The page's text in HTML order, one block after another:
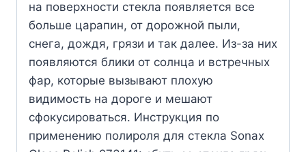
на поверхности стекла появляется все
больше царапин, от дорожной пыли,
снега, дождя, грязи и так далее. Из-за них
появляются блики от солнца и встречных
фар, которые вызывают плохую
видимость на дороге и мешают
сфокусироваться. Инструкция по
применению полироля для стекла Sonax